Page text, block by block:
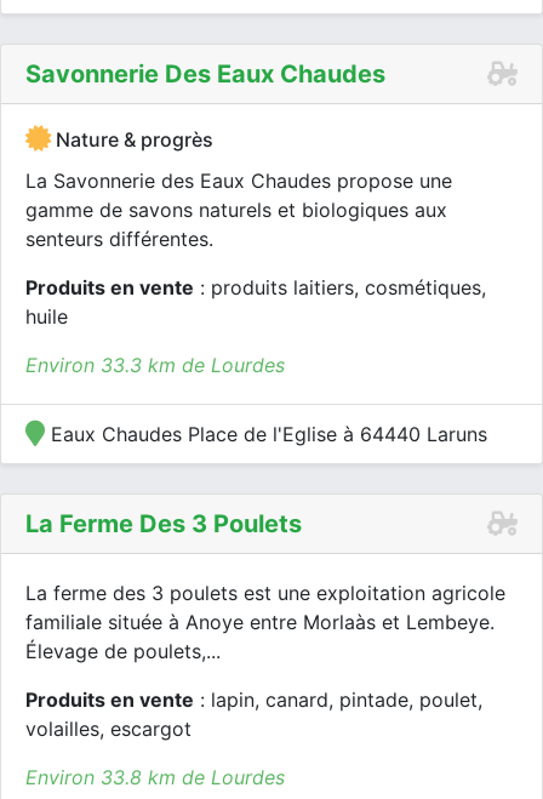
Savonnerie Des Eaux Chaudes
Nature & progrès
La Savonnerie des Eaux Chaudes propose une
gamme de savons naturels et biologiques aux
senteurs différentes.
Produits en vente : produits laitiers, cosmétiques,
huile
Environ 33.3 km de Lourdes
Eaux Chaudes Place de l'Eglise à 64440 Laruns
La Ferme Des 3 Poulets
La ferme des 3 poulets est une exploitation agricole
familiale située à Anoye entre Morlaàs et Lembeye.
Élevage de poulets,...
Produits en vente : lapin, canard, pintade, poulet,
volailles, escargot
Environ 33.8 km de Lourdes